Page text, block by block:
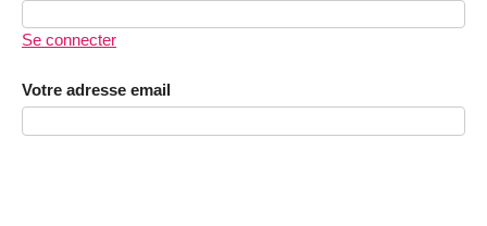
Se connecter
Votre adresse email